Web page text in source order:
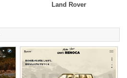
Land Rover